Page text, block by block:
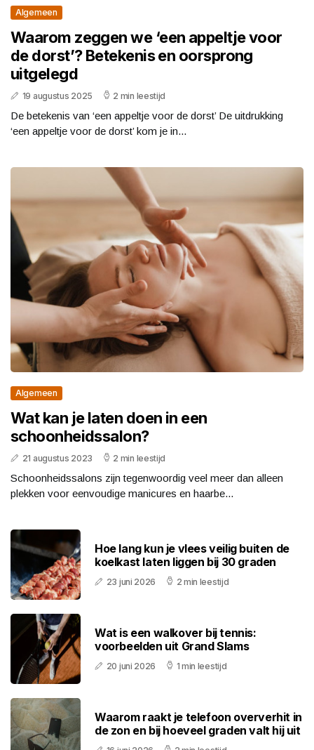
Algemeen
Waarom zeggen we ‘een appeltje voor
de dorst’? Betekenis en oorsprong
uitgelegd
19 augustus 2025 2 min leestijd
De betekenis van ‘een appeltje voor de dorst’ De uitdrukking
‘een appeltje voor de dorst’ kom je in...
Algemeen
Wat kan je laten doen in een
schoonheidssalon?
21 augustus 2023 2 min leestijd
Schoonheidssalons zijn tegenwoordig veel meer dan alleen
plekken voor eenvoudige manicures en haarbe...
Hoe lang kun je vlees veilig buiten de
koelkast laten liggen bij 30 graden
23 juni 2026 2 min leestijd
Wat is een walkover bij tennis:
voorbeelden uit Grand Slams
20 juni 2026 1 min leestijd
Waarom raakt je telefoon oververhit in
de zon en bij hoeveel graden valt hij uit